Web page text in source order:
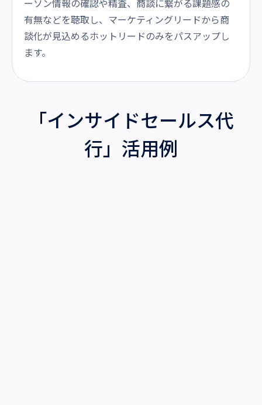
有無などを聴取し、マーケティングリードから商
談化が見込めるホットリードのみをパスアップし
ます。
「インサイドセールス代
行」活用例